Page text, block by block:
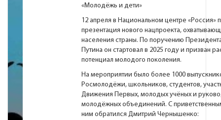
«Молодёжь и дети»
12 апреля в Национальном центре «Россия»
презентация нового нацпроекта,
населения страны. По поручению
Путина он стартовал в 2025 году и призван
потенциал молодого поколения.
На мероприятии было более 1000
Росмолодёжи, школьников, студентов,
Движения Первых, молодых учёных и
молодёжных объединений. С
ним обратился Дмитрий Чернышенко: